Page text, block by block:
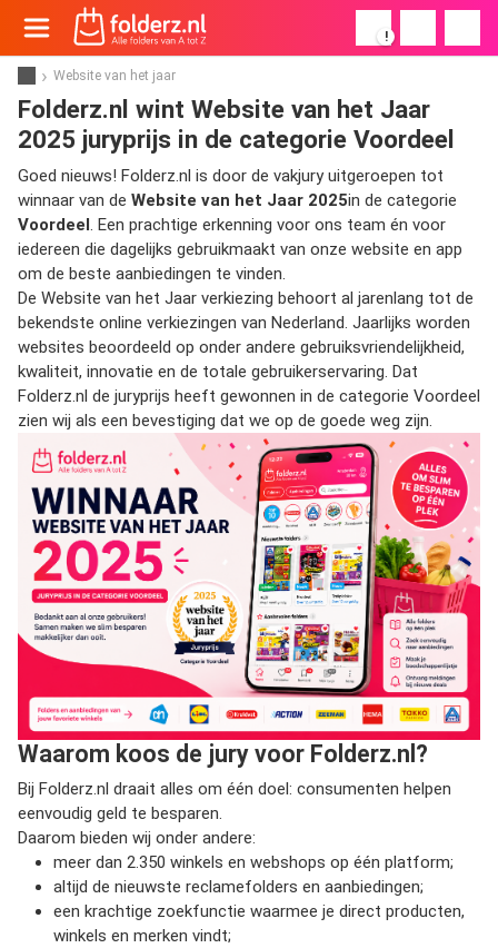
!
Website van het jaar
Folderz.nl wint Website van het Jaar
2025 juryprijs in de categorie Voordeel
Goed nieuws! Folderz.nl is door de vakjury uitgeroepen tot
winnaar van de Website van het Jaar 2025in de categorie
Voordeel. Een prachtige erkenning voor ons team én voor
iedereen die dagelijks gebruikmaakt van onze website en app
om de beste aanbiedingen te vinden.
De Website van het Jaar verkiezing behoort al jarenlang tot de
bekendste online verkiezingen van Nederland. Jaarlijks worden
websites beoordeeld op onder andere gebruiksvriendelijkheid,
kwaliteit, innovatie en de totale gebruikerservaring. Dat
Folderz.nl de juryprijs heeft gewonnen in de categorie Voordeel
zien wij als een bevestiging dat we op de goede weg zijn.
Waarom koos de jury voor Folderz.nl?
Bij Folderz.nl draait alles om één doel: consumenten helpen
eenvoudig geld te besparen.
Daarom bieden wij onder andere:
meer dan 2.350 winkels en webshops op één platform;
altijd de nieuwste reclamefolders en aanbiedingen;
een krachtige zoekfunctie waarmee je direct producten,
winkels en merken vindt;